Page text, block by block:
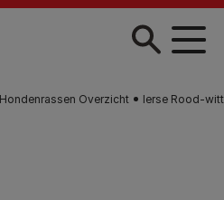
Hondenrassen Overzicht Ierse Rood-